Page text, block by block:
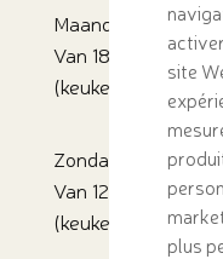
site
plus
Maandag,
Van 18:45 tot 22:30
(keuken sluit om
Zondag:
Van 12:00 tot 17:30
(keuken sluit om